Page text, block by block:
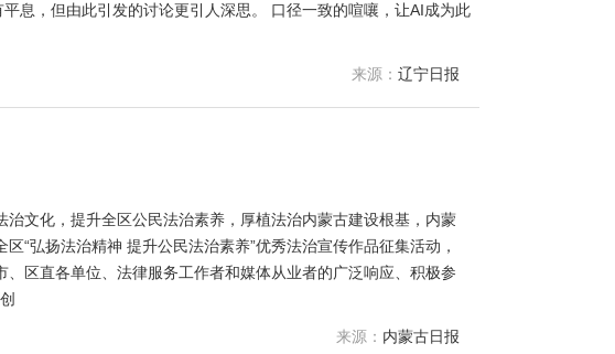
息，但由此引发的讨论更引人深思。 口径一致的喧嚷，让AI成为此
来源：辽宁日报
文化，提升全区公民法治素养，厚植法治内蒙古建设根基，内蒙
“弘扬法治精神 提升公民法治素养”优秀法治宣传作品征集活动，
区直各单位、法律服务工作者和媒体从业者的广泛响应、积极参
来源： 内蒙古日报